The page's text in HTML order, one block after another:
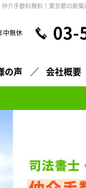
仲介手数料無料！東京都の新
中無休 03-
の声 会社概要